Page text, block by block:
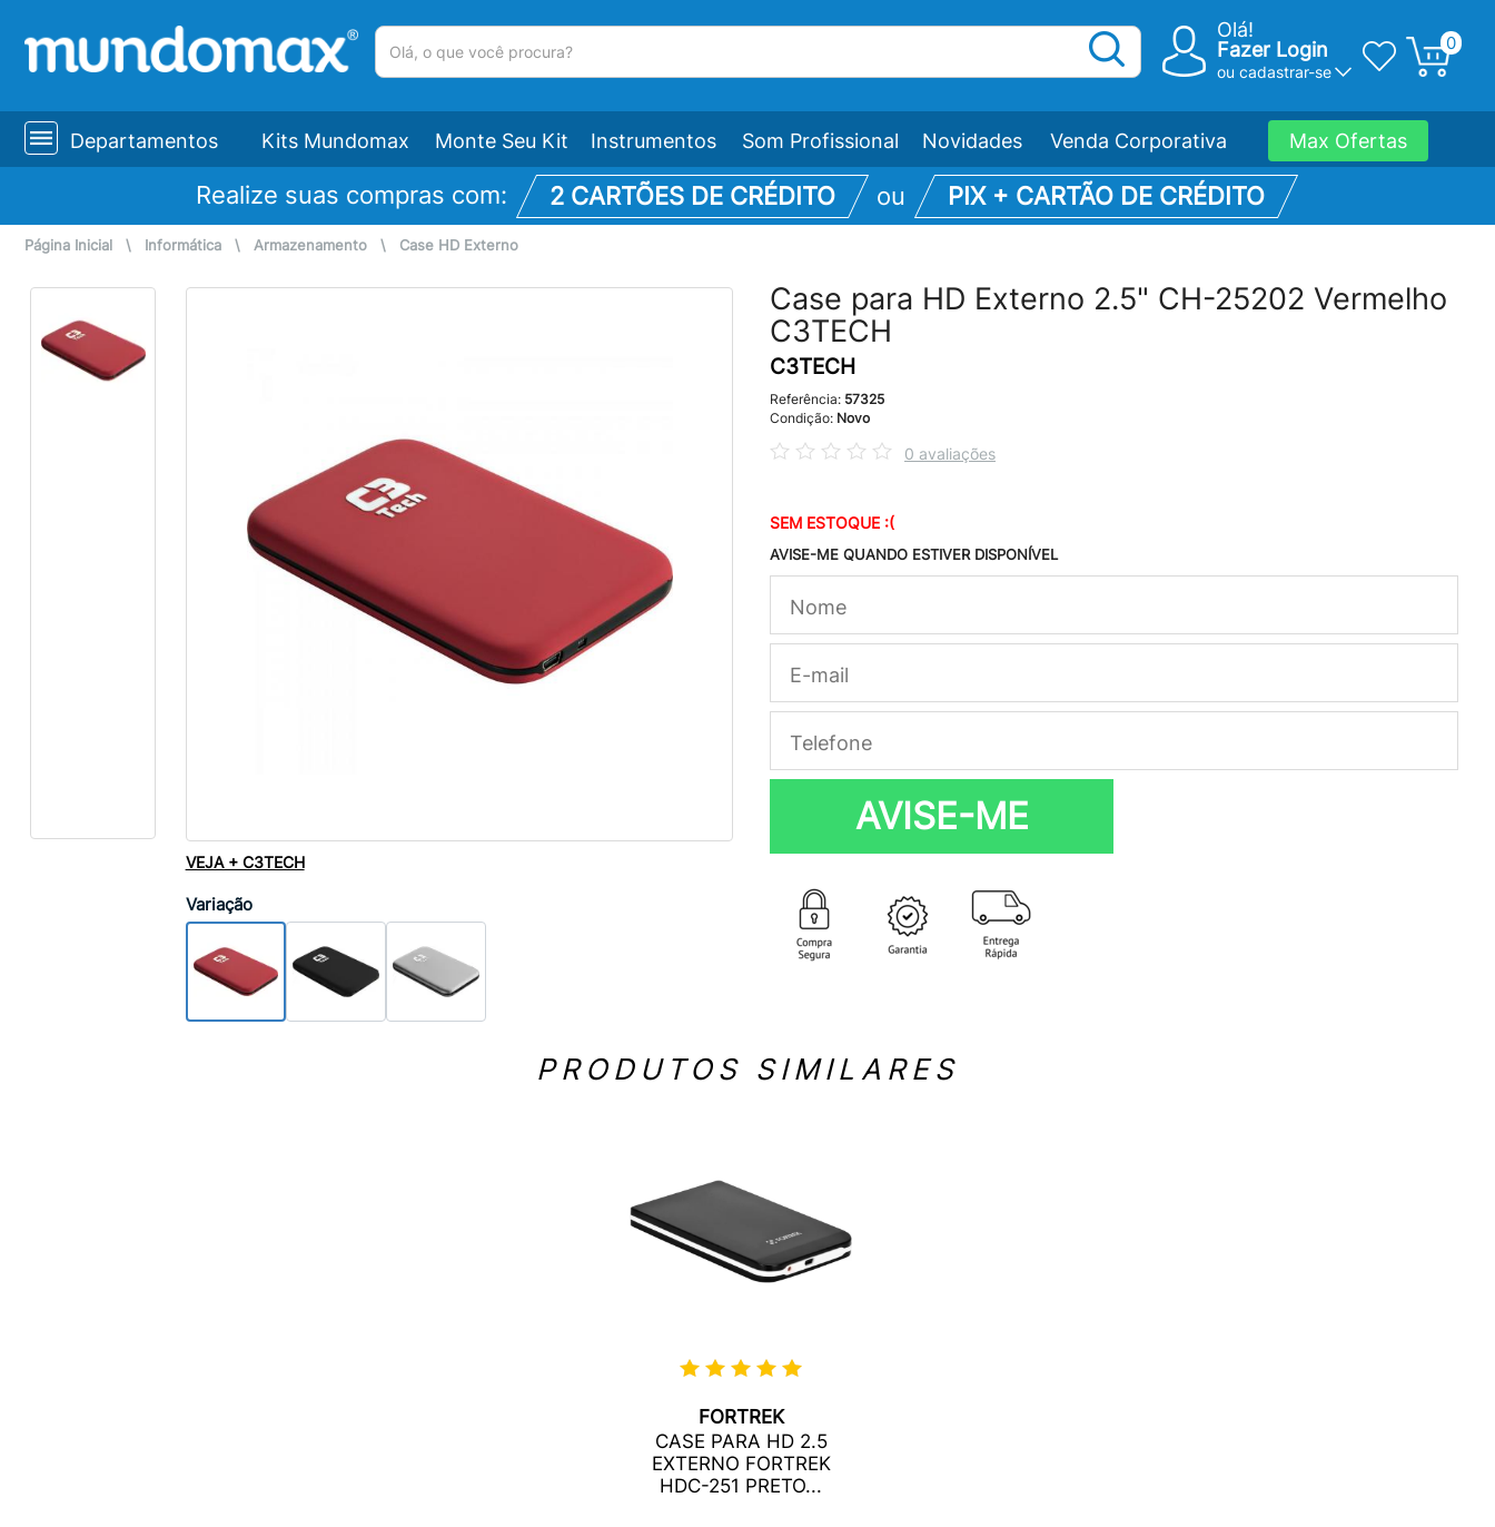
Olá!
Fazer Login
ou cadastrar-se
0
Departamentos Kits Mundomax Monte Seu Kit Instrumentos Som Profissional Novidades Venda Corporativa Max Ofertas
Realize suas compras com: 2 CARTÕES DE CRÉDITO ou PIX + CARTÃO DE CRÉDITO
Página Inicial \ Informática \ Armazenamento \ Case HD Externo
VEJA + C3TECH
Variação
Case para HD Externo 2.5" CH-25202 Vermelho
C3TECH
C3TECH
Referência: 57325
Condição: Novo
0 avaliações
SEM ESTOQUE :(
AVISE-ME QUANDO ESTIVER DISPONÍVEL
AVISE-ME
PRODUTOS SIMILARES
FORTREK
CASE PARA HD 2.5
EXTERNO FORTREK
HDC-251 PRETO...